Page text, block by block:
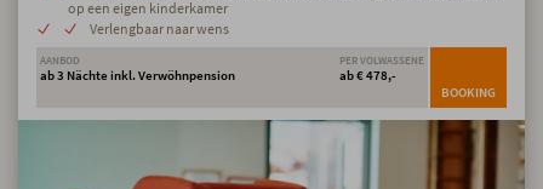
op een eigen kinderkamer
Verlengbaar naar wens
AANBOD
ab 3 Nächte inkl. Verwöhnpension
PER VOLWASSENE
ab € 478,-
BOOKING